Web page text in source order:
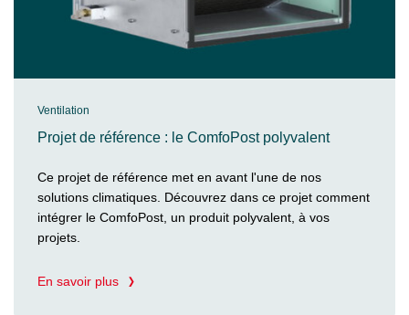
Ventilation
Projet de référence : le ComfoPost polyvalent
Ce projet de référence met en avant l'une de nos
solutions climatiques. Découvrez dans ce projet comment
intégrer le ComfoPost, un produit polyvalent, à vos
projets.
En savoir plus